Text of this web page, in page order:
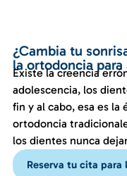
¿Cambia tu
la ortodoncia
Existe la creencia
adolescencia, los
fin y al cabo, esa es la
ortodoncia
los dientes nunca
Reserva tu cita